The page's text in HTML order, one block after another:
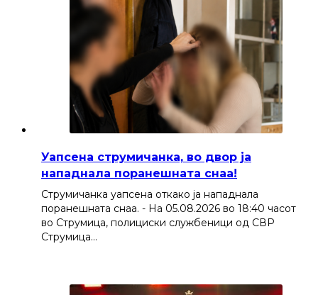
Уапсена струмичанка, во двор ја
нападнала поранешната снаа!
Струмичанка уапсена откако ја нападнала
поранешната снаа. - На 05.08.2026 во 18:40 часот
во Струмица, полициски службеници од СВР
Струмица…